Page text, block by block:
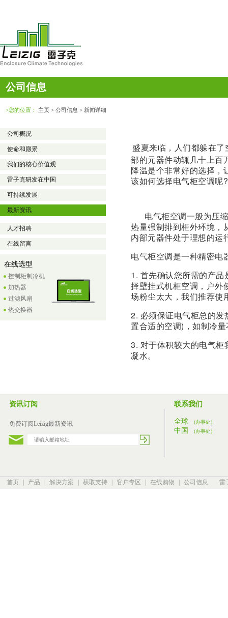
公司信息
>您的位置： 主页 > 公司信息 > 新闻详细
公司概况
使命和愿景
我们的核心价值观
雷子克研发在中国
可持续发展
最新资讯
人才招聘
在线留言
在线选型
控制柜制冷机
加热器
过滤风扇
热交换器
盛夏来临，人们都躲在
部的元器件动辄几十上百
降温是个非常好的选择，
该如何选择电气柜空调呢?
电气柜空调一般为压缩
热量强制排到柜外环境，
内部元器件处于理想的运
电气柜空调是一种精密电
1. 首先确认您所需的产
择壁挂式机柜空调，户外
场粉尘太大，我们推荐使
2. 必须保证电气柜总的
置合适的空调)，如制冷
3. 对于体积较大的电气
凝水。
资讯订阅
免费订阅Leizig最新资讯
联系我们
全球 (办事处)
中国 (办事处)
首页 产品 解决方案 获取支持 客户专区 在线购物 公司信息 雷